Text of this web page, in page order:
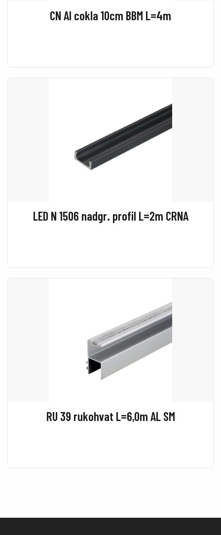
CN Al cokla 10cm BBM L=4m
LED N 1506 nadgr. profil L=2m CRNA
RU 39 rukohvat L=6,0m AL SM